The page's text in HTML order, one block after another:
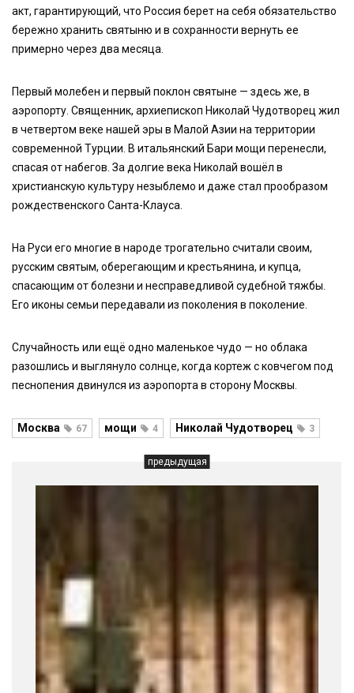
акт, гарантирующий, что Россия берет на себя обязательство
бережно хранить святыню и в сохранности вернуть ее
примерно через два месяца.
Первый молебен и первый поклон святыне — здесь же, в
аэропорту. Священник, архиепископ Николай Чудотворец жил
в четвертом веке нашей эры в Малой Азии на территории
современной Турции. В итальянский Бари мощи перенесли,
спасая от набегов. За долгие века Николай вошёл в
христианскую культуру незыблемо и даже стал прообразом
рождественского Санта-Клауса.
На Руси его многие в народе трогательно считали своим,
русским святым, оберегающим и крестьянина, и купца,
спасающим от болезни и несправедливой судебной тяжбы.
Его иконы семьи передавали из поколения в поколение.
Случайность или ещё одно маленькое чудо — но облака
разошлись и выглянуло солнце, когда кортеж с ковчегом под
песнопения двинулся из аэропорта в сторону Москвы.
Москва 67 мощи 4 Николай Чудотворец 3
предыдущая